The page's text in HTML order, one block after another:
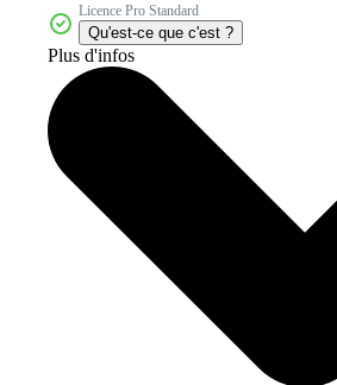
Licence Pro Standard
Qu'est-ce que c'est ?
Plus d'infos